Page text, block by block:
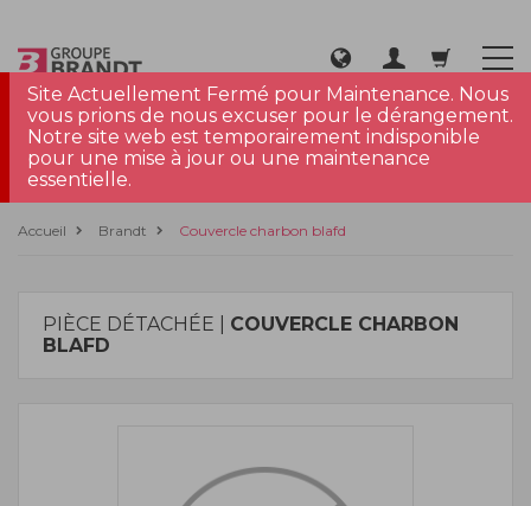
Site Actuellement Fermé pour Maintenance. Nous
vous prions de nous excuser pour le dérangement.
Notre site web est temporairement indisponible
pour une mise à jour ou une maintenance
essentielle.
Accueil Brandt Couvercle charbon blafd
PIÈCE DÉTACHÉE | COUVERCLE CHARBON
BLAFD